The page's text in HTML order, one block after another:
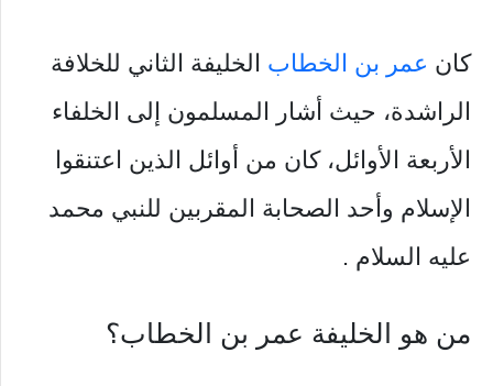
كان عمر بن الخطاب الخليفة الثاني للخلافة
الراشدة، حيث أشار المسلمون إلى الخلفاء
الأربعة الأوائل، كان من أوائل الذين اعتنقوا
الإسلام وأحد الصحابة المقربين للنبي محمد
عليه السلام .
من هو الخليفة عمر بن الخطاب؟